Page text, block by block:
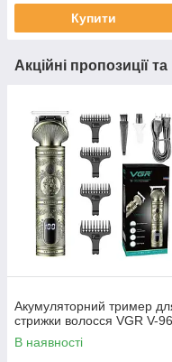
Купити
Акційні пропозиції
Акумуляторний тример
стрижки волосся VGR V-
В наявності